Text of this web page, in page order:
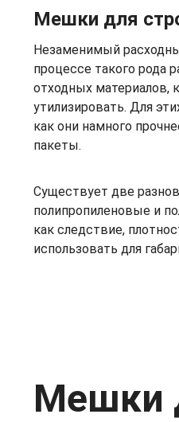
Мешки для
Незаменимый
процессе такого рода
отходных материалов,
утилизировать. Для
как они намного
пакеты.
Существует две
полипропиленовые и
как следствие,
использовать для
Мешки